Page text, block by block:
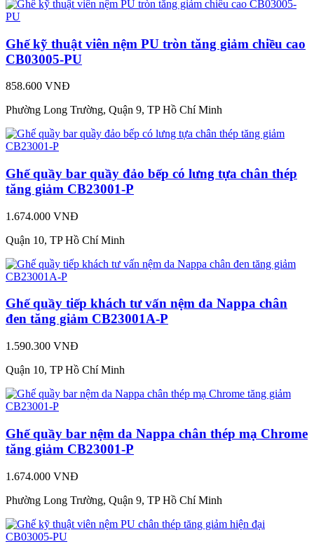
Ghế kỹ thuật viên nệm PU tròn tăng giảm chiều cao
CB03005-PU
858.600 VNĐ
Phường Long Trường, Quận 9, TP Hồ Chí Minh
Ghế quầy bar quầy đảo bếp có lưng tựa chân thép
tăng giảm CB23001-P
1.674.000 VNĐ
Quận 10, TP Hồ Chí Minh
Ghế quầy tiếp khách tư vấn nệm da Nappa chân
đen tăng giảm CB23001A-P
1.590.300 VNĐ
Quận 10, TP Hồ Chí Minh
Ghế quầy bar nệm da Nappa chân thép mạ Chrome
tăng giảm CB23001-P
1.674.000 VNĐ
Phường Long Trường, Quận 9, TP Hồ Chí Minh